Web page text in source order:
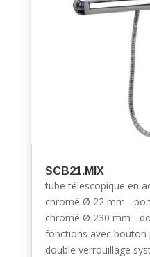
SCB21.MIX
tube télescopique en
chromé Ø 22 mm -
chromé Ø 230 mm -
fonctions avec bouton
double verrouillage